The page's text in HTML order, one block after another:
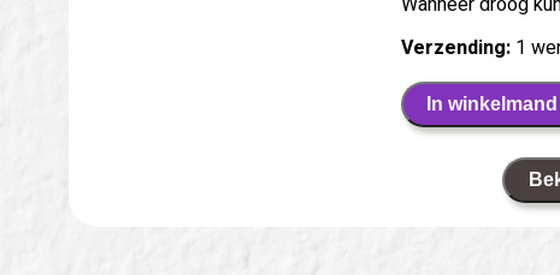
Verzending: 1
In winkelmand